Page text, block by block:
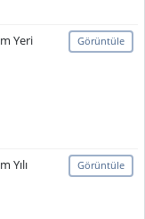
Yeri Görüntüle
Yılı Görüntüle